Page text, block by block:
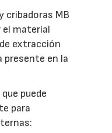
cribadoras MB
el material
extracción
presente en la
puede
para